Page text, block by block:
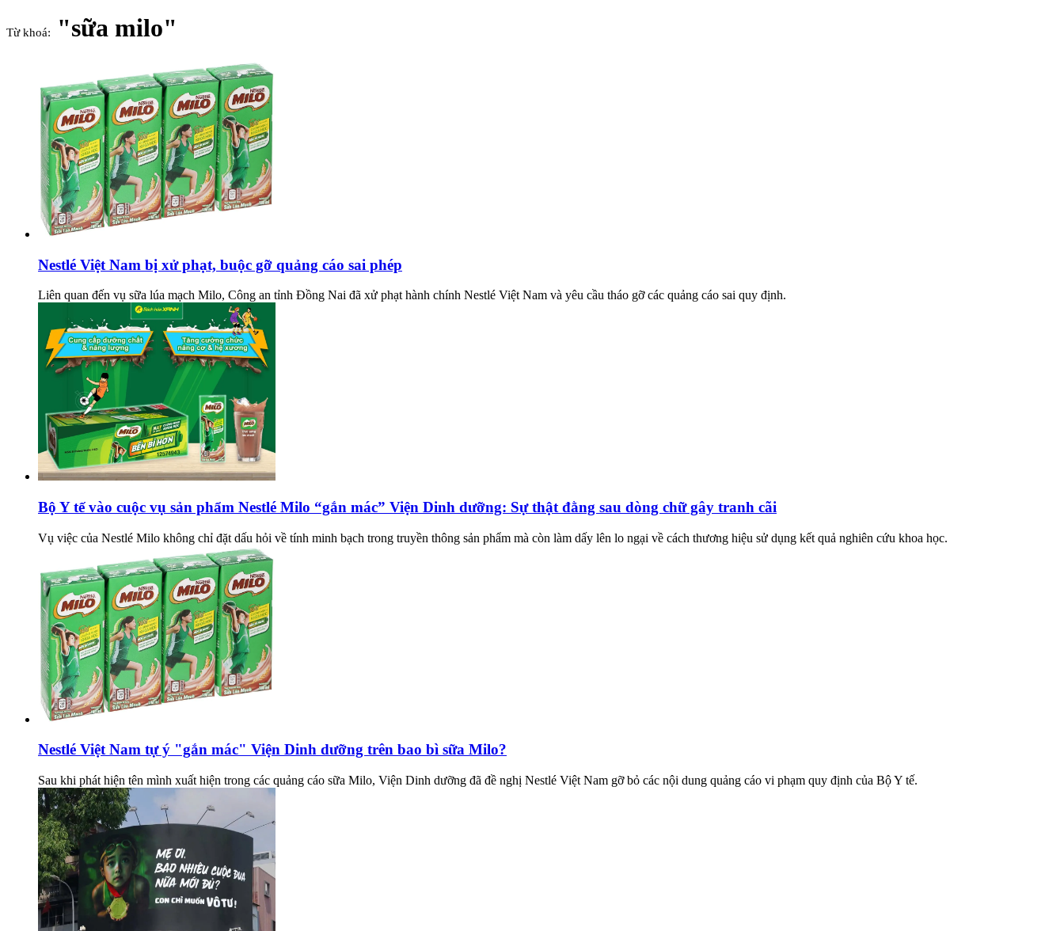
Từ khoá: "sữa milo"
Nestlé Việt Nam bị xử phạt, buộc gỡ quảng cáo sai phép
Liên quan đến vụ sữa lúa mạch Milo, Công an tỉnh Đồng Nai đã xử phạt hành chính Nestlé Việt Nam và yêu cầu tháo gỡ các quảng cáo sai quy định.
Bộ Y tế vào cuộc vụ sản phẩm Nestlé Milo “gắn mác” Viện Dinh dưỡng: Sự thật đằng sau dòng chữ gây tranh cãi
Vụ việc của Nestlé Milo không chỉ đặt dấu hỏi về tính minh bạch trong truyền thông sản phẩm mà còn làm dấy lên lo ngại về cách thương hiệu sử dụng kết quả nghiên cứu khoa học.
Nestlé Việt Nam tự ý "gắn mác" Viện Dinh dưỡng trên bao bì sữa Milo?
Sau khi phát hiện tên mình xuất hiện trong các quảng cáo sữa Milo, Viện Dinh dưỡng đã đề nghị Nestlé Việt Nam gỡ bỏ các nội dung quảng cáo vi phạm quy định của Bộ Y tế.